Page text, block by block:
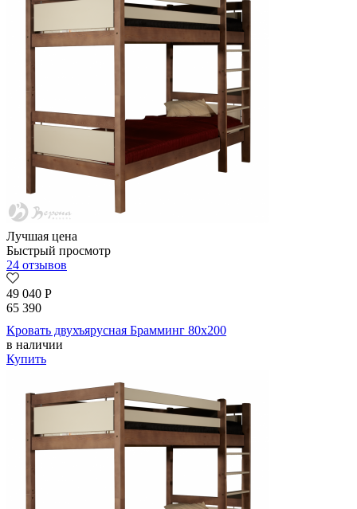
Лучшая цена
Быстрый просмотр
24 отзывов
49 040 Р
65 390
Кровать двухъярусная Брамминг 80х200
в наличии
Купить